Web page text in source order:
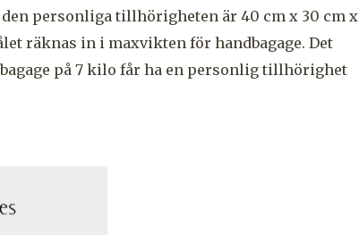
personliga tillhörigheten är 40 cm x 30 cm x
räknas in i maxvikten för handbagage. Det
på 7 kilo får ha en personlig tillhörighet